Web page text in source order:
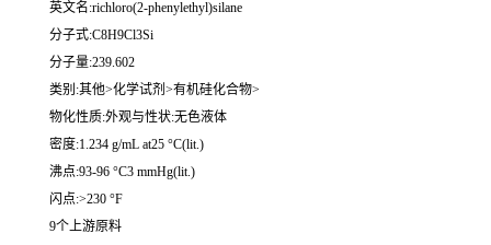
英文名:richloro(2-phenylethyl)silane
分子式:C8H9Cl3Si
分子量:239.602
类别:其他>化学试剂>有机硅化合物>
物化性质:外观与性状:无色液体
密度:1.234 g/mL at25 °C(lit.)
沸点:93-96 °C3 mmHg(lit.)
闪点:>230 °F
9个上游原料